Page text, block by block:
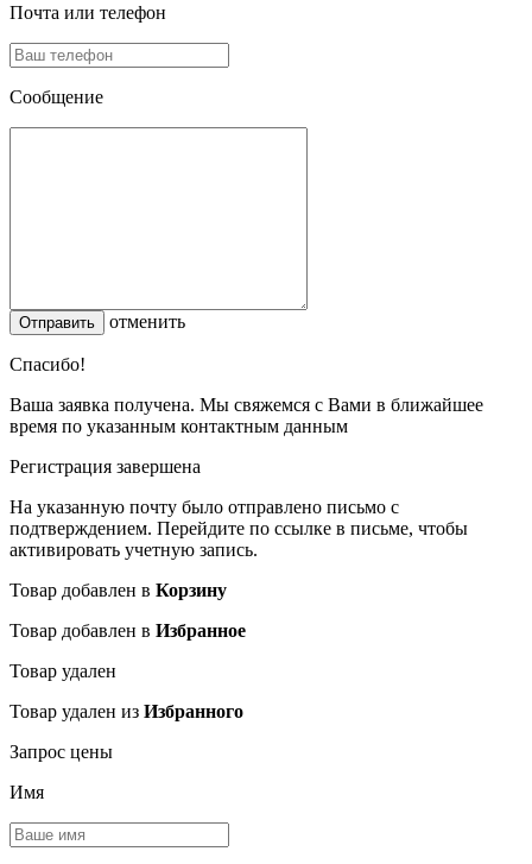
Почта или телефон
Сообщение
отменить
Спасибо!
Ваша заявка получена. Мы свяжемся с Вами в ближайшее
время по указанным контактным данным
Регистрация завершена
На указанную почту было отправлено письмо с
подтверждением. Перейдите по ссылке в письме, чтобы
активировать учетную запись.
Товар добавлен в Корзину
Товар добавлен в Избранное
Товар удален
Товар удален из Избранного
Запрос цены
Имя